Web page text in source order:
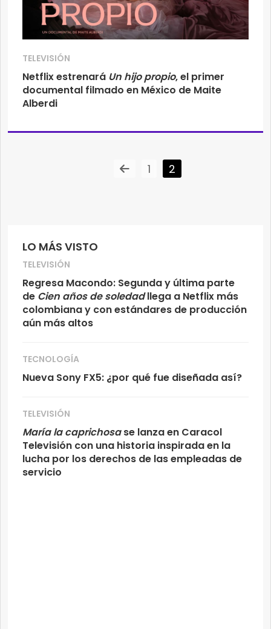
LO MÁS VISTO
TELEVISIÓN
Regresa Macondo: Segunda y última parte
de Cien años de soledadllega a Netflix más
colombiana y con estándares de producción
aún más altos
TECNOLOGÍA
Nueva Sony FX5: ¿por qué fue diseñada así?
TELEVISIÓN
María la caprichosase lanza en Caracol
Televisión con una historia inspirada en la
lucha por los derechos de las empleadas de
servicio
TELEVISIÓN
Netflix estrenará Un hijo propio, el primer
documental filmado en México de Maite
Alberdi
1 2